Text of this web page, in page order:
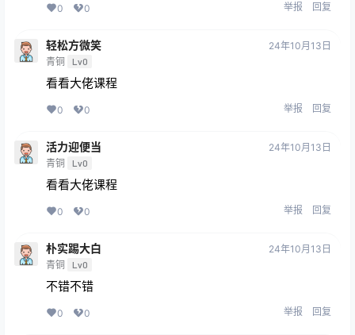
0 0 举报 回复
轻松方微笑
青铜 Lv0
24年10月13日
看看大佬课程
0 0 举报 回复
活力迎便当
青铜 Lv0
24年10月13日
看看大佬课程
0 0 举报 回复
朴实踢大白
青铜 Lv0
24年10月13日
不错不错
0 0 举报 回复